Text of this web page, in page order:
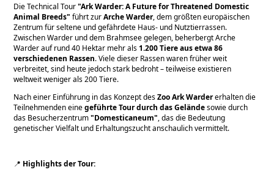
Die Technical Tour Ark Warder: A Future for Threatened Domestic
Animal Breeds führt zurArche Warder, dem größten europäischen
Zentrum für seltene und gefährdete Haus- und Nutztierrassen.
Zwischen Warder und dem Brahmsee gelegen, beherbergt Arche
Warder auf rund 40 Hektar mehr als1.200 Tiere aus etwa 86
verschiedenen Rassen. Viele dieser Rassen waren früher weit
verbreitet, sind heute jedoch stark bedroht – teilweise existieren
weltweit weniger als 200 Tiere.
Nach einer Einführung in das Konzept desZoo Ark Wardererhalten die
Teilnehmenden einegeführte Tour durch das Geländesowie durch
das Besucherzentrum Domesticaneum , das die Bedeutung
genetischer Vielfalt und Erhaltungszucht anschaulich vermittelt.
📍 Highlights der Tour: